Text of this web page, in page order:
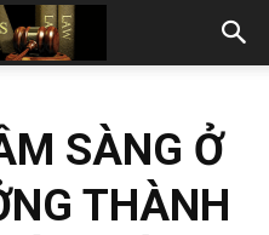
SÀNG Ở
THÀNH